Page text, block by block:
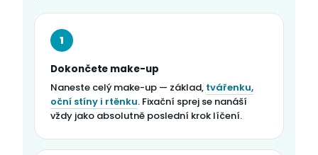
1
Dokončete make-up
Naneste celý make-up — základ, tvářenku,
oční stíny i rtěnku. Fixační sprej se nanáší
vždy jako absolutně poslední krok líčení.